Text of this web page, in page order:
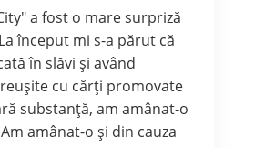
a fost o mare surpriză
început mi s-a părut că
în slăvi și având
cu cărți promovate
substanță, am amânat-o
amânat-o și din cauza